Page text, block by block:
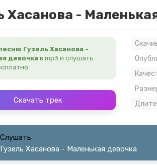
Хасанова -
Гузель Хасанова -
девочкав mp3 и слушать
Скачать трек
Слушать
Гузель Хасанова - Маленькая девочка